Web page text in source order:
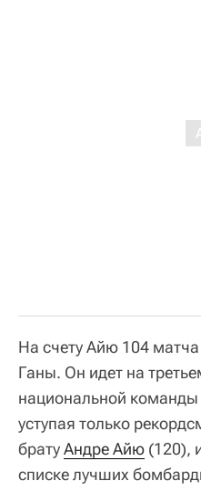
На счету Айю 104
Ганы. Он идет на
национальной команды
уступая только
братуАндре Айю (120),
списке лучших